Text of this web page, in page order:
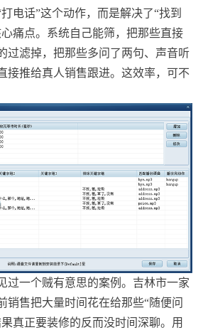
电话”这个动作，而是解决了“找到
痛点。系统自己能筛，把那些直接
过滤掉，把那些多问了两句、声音听
接推给真人销售跟进。这效率，可不
过一个贼有意思的案例。吉林市一家
销售把大量时间花在给那些“随便问
真正要装修的反而没时间深聊。用